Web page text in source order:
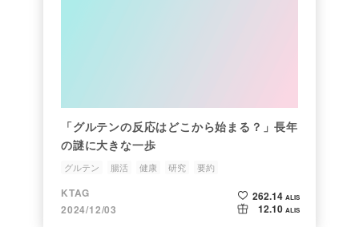
「グルテンの反応はどこから始まる？」長年
の謎に大きな一歩
グルテン 腸活 健康 研究 要約
KTAG
2024/12/03
262.14 ALIS
12.10 ALIS